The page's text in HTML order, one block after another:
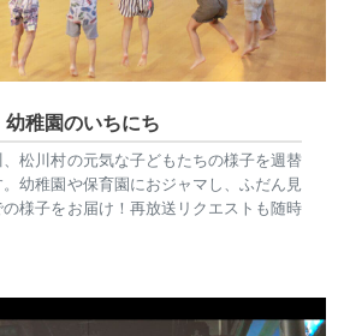
稚園のいちにち
松川村の元気な子どもたちの様子を週替
。幼稚園や保育園におジャマし、ふだん見
様子をお届け！再放送リクエストも随時